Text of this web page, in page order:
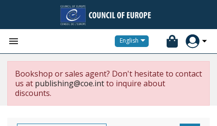
 English
Bookshop or sales agent? Don't hesitate to contact
us at publishing@coe.intto inquire about
discounts.